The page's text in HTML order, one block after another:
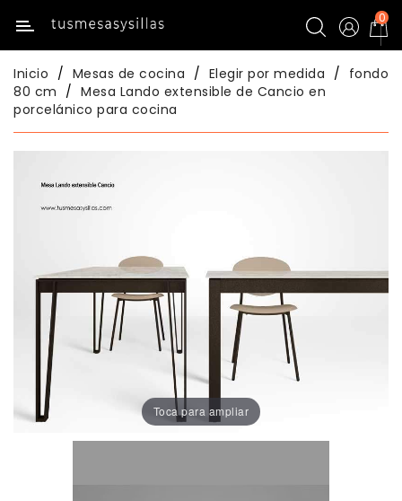
Categoría
Inicio
Mesas
De
Sillas
Mesas
Comedor
Sillas
Comedor
Porcelánico
0
Inicio Mesas de cocina Elegir por medida
fondo
80 cm
Mesa Lando extensible de Cancio en
porcelánico para cocina
Toca para ampliar